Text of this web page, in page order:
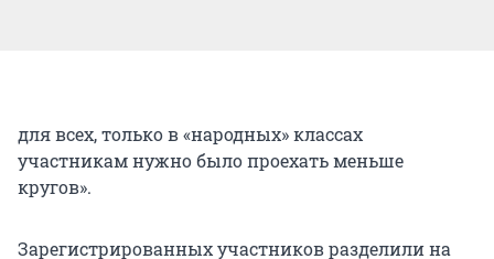
для всех, только в «народных» классах
участникам нужно было проехать меньше
кругов».
Зарегистрированных участников разделили на